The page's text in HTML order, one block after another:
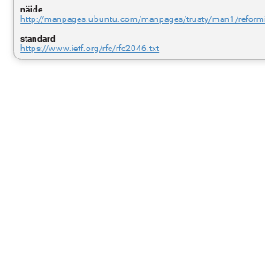
näide
http://manpages.ubuntu.com/manpages/trusty/man1/
standard
https://www.ietf.org/rfc/rfc2046.txt